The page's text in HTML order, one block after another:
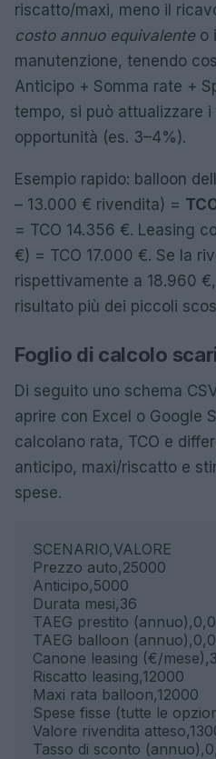
riscatto/maxi, meno il
costo annuo equivalenteo il
manutenzione, tenendo
Anticipo + Somma rate +
tempo, si può attualizzare
opportunità (es. 3–4%).
Esempio rapido: balloon
– 13.000 € rivendita) =
= TCO 14.356 €. Leasing
€) = TCO 17.000 €. Se la
rispettivamente a 18.960
risultato più dei piccoli
Foglio di calcolo
Di seguito uno schema
aprire con Excel o Google
calcolano rata, TCO e
anticipo, maxi/riscatto e
spese.
SCENARIO,VALORE
Prezzo auto,25000
Anticipo,5000
Durata mesi,36
TAEG prestito
TAEG balloon
Canone leasing (€/
Riscatto leasing,12000
Maxi rata balloon,12000
Spese fisse (tutte le
Valore rivendita
Tasso di sconto